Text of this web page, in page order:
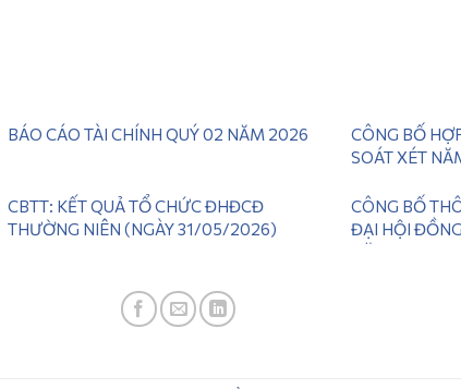
BÁO CÁO TÀI CHÍNH QUÝ 02 NĂM 2026
CÔNG BỐ
SOÁT XÉT
CBTT: KẾT QUẢ TỔ CHỨC ĐHĐCĐ
THƯỜNG NIÊN (NGÀY 31/05/2026)
CÔNG BỐ
ĐẠI HỘI